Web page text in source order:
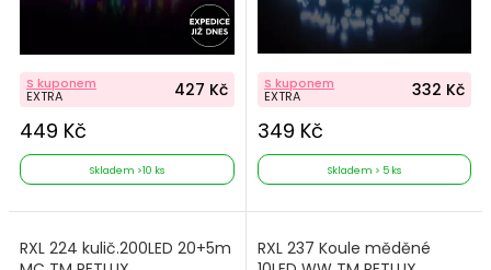
S kuponem
EXTRA 427 Kč
449 Kč
Skladem >10 ks
S kuponem
EXTRA 332 Kč
349 Kč
Skladem > 5 ks
RXL 224 kulič.200LED 20+5m
RXL 237 Koule měděné